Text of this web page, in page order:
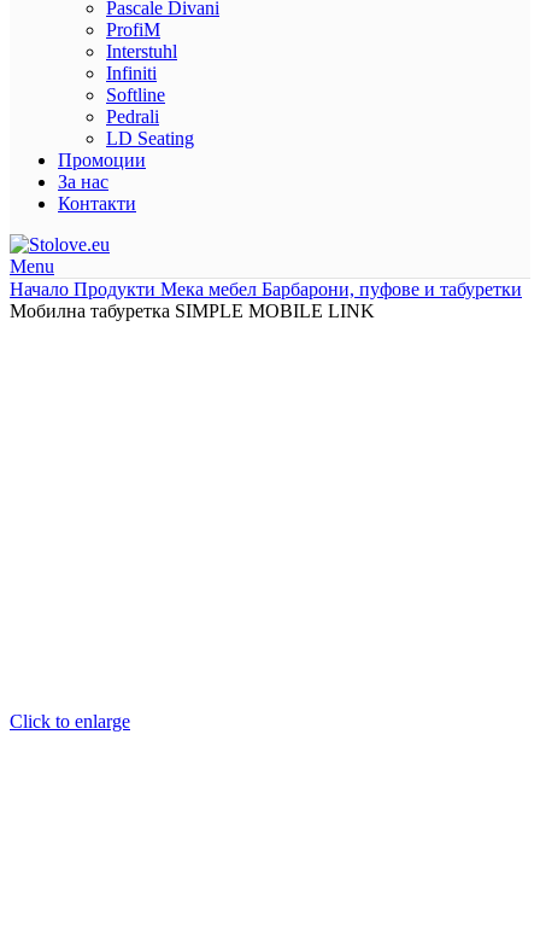
Pascale Divani
ProfiM
Interstuhl
Infiniti
Softline
Pedrali
LD Seating
Промоции
За нас
Контакти
Menu
Начало Продукти Мека мебел Барбарони, пуфове и табуретки
Мобилна табуретка SIMPLE MOBILE LINK
Click to enlarge